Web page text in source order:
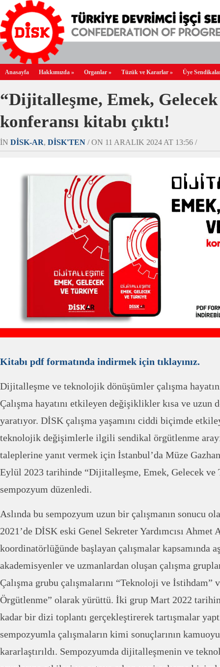
Anasayfa Hakkımızda » Organlar » Tüzük ve Kararlar » Üye
“Dijitalleşme, Emek,
konferansı kitabı çıktı!
IN DİSK-AR, DİSK'TEN / ON 11 ARALIK 2024 AT 13:56 /
Kitabı pdf formatında indirmek için tıklayınız.
Dijitalleşme ve teknolojik dönüşümler çalışma
Çalışma hayatını etkileyen değişiklikler kısa ve uzun
yaratıyor. DİSK çalışma yaşamını ciddi biçimde
teknolojik değişimlerle ilgili sendikal örgütlenme
taleplerine yanıt vermek için İstanbul’da Müze
Eylül 2023 tarihinde “Dijitalleşme, Emek, Gelecek ve
sempozyum düzenledi.
Aslında bu sempozyum uzun bir çalışmanın sonucu
2021’de DİSK eski Genel Sekreter Yardımcısı Ahmet
koordinatörlüğünde başlayan çalışmalar kapsamında
akademisyenler ve uzmanlardan oluşan çalışma
Çalışma grubu çalışmalarını “Teknoloji ve İstihdam”
Örgütlenme” olarak yürüttü. İki grup Mart 2022
kadar bir dizi toplantı gerçekleştirerek tartışmalar
sempozyumla çalışmaların kimi sonuçlarının
kararlaştırıldı. Sempozyumda dijitalleşmenin ve